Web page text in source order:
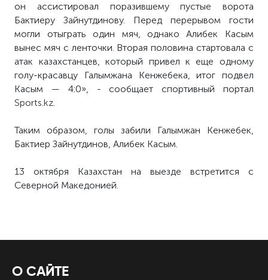
он ассистировал поразившему пустые ворота
Бактиеру Зайнутдинову. Перед перерывом гости
могли отыграть один мяч, однако Алибек Касым
вынес мяч с ленточки. Вторая половина стартовала с
атак казахстанцев, который привел к еще одному
голу-красавцу Галымжана Кенжебека, итог подвел
Касым — 4:0», - сообщает спортивный портал
Sports.kz.
Таким образом, голы забили Галымжан Кенжебек,
Бактиер Зайнутдинов, Алибек Касым.
13 октября Казахстан на выезде встретится с
Северной Македонией.
О САЙТЕ